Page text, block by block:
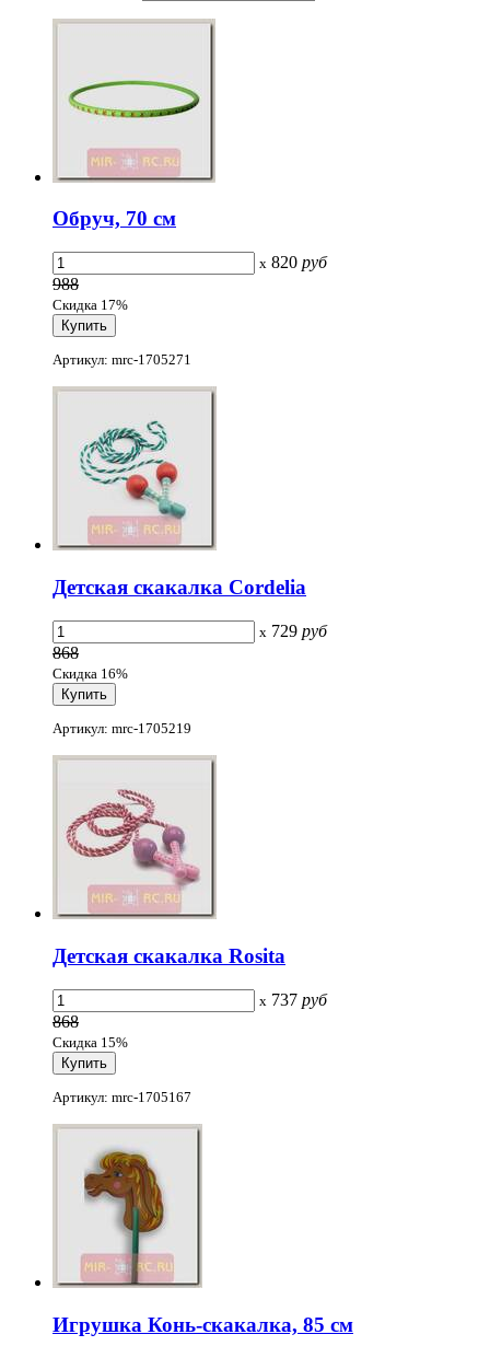
Обруч, 70 см
x 820 руб
988
Скидка 17%
Артикул: mrc-1705271
Детская скакалка Cordelia
x 729 руб
868
Скидка 16%
Артикул: mrc-1705219
Детская скакалка Rosita
x 737 руб
868
Скидка 15%
Артикул: mrc-1705167
Игрушка Конь-скакалка, 85 см